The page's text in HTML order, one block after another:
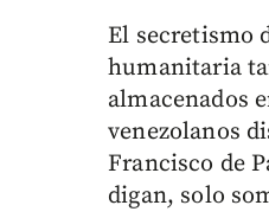
El secretismo
humanitaria
almacenados
venezolanos
Francisco de
digan, solo